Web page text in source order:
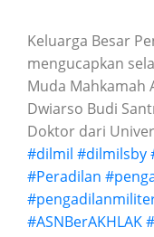
Keluarga Besar
mengucapkan
Muda Mahkamah
Dwiarso Budi
Doktor dari
#dilmil #dilmilsby
#Peradilan
#ASNBerAKHLAK